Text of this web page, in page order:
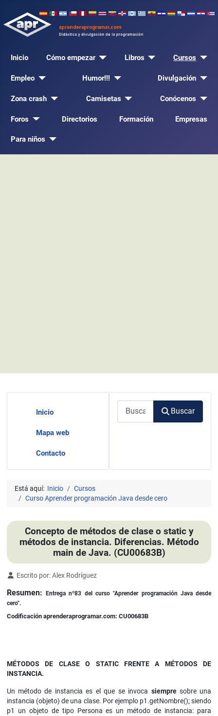
Inicio Cómo empezar Libros Cursos
Empleo Humor!!! Divulgación
Zona crash Camisetas Conócenos
Foros Directorios Formación Empresas
Para niños
Inicio
Mapa web
Contacto
Buscar
Está aquí: Inicio
Cursos
Curso Aprender programación Java desde cero
Concepto de métodos de clase o static y
métodos de instancia. Diferencias. Método
main de Java. (CU00683B)
Detalles
Escrito por:Alex Rodríguez
Resumen:
Entrega nº83 del curso "Aprender programación Java desde
cero".
Codificación aprenderaprogramar.com: CU00683B
MÉTODOS DE CLASE O STATIC FRENTE A MÉTODOS DE
INSTANCIA.
Un método de instancia es el que se invoca siempresobre una
instancia (objeto) de una clase. Por ejemplo p1.getNombre(); siendo
p1 un objeto de tipo Persona es un método de instancia: para